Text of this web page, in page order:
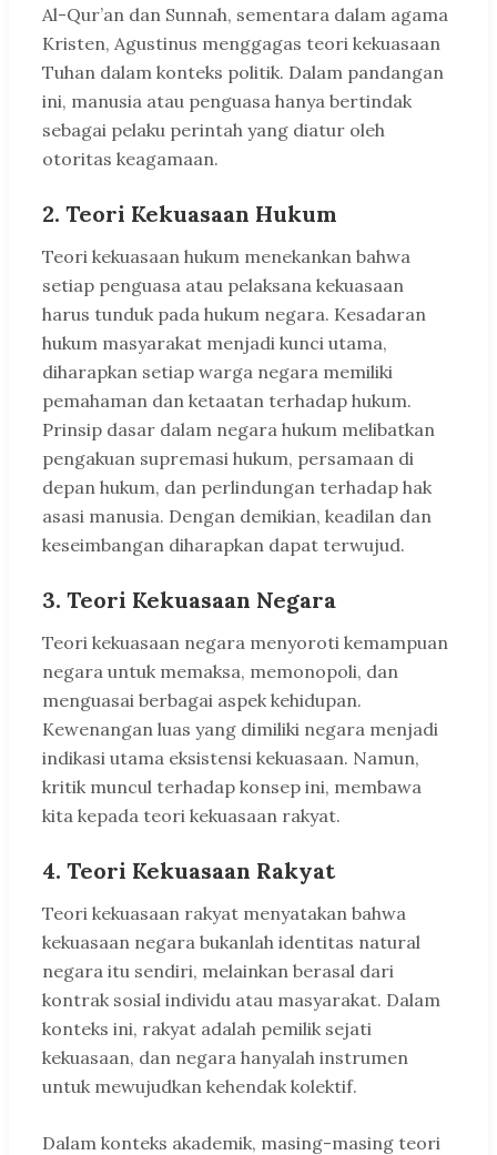
Al-Qur’an dan Sunnah, sementara dalam agama
Kristen, Agustinus menggagas teori kekuasaan
Tuhan dalam konteks politik. Dalam pandangan
ini, manusia atau penguasa hanya bertindak
sebagai pelaku perintah yang diatur oleh
otoritas keagamaan.
2. Teori Kekuasaan Hukum
Teori kekuasaan hukum menekankan bahwa
setiap penguasa atau pelaksana kekuasaan
harus tunduk pada hukum negara. Kesadaran
hukum masyarakat menjadi kunci utama,
diharapkan setiap warga negara memiliki
pemahaman dan ketaatan terhadap hukum.
Prinsip dasar dalam negara hukum melibatkan
pengakuan supremasi hukum, persamaan di
depan hukum, dan perlindungan terhadap hak
asasi manusia. Dengan demikian, keadilan dan
keseimbangan diharapkan dapat terwujud.
3. Teori Kekuasaan Negara
Teori kekuasaan negara menyoroti kemampuan
negara untuk memaksa, memonopoli, dan
menguasai berbagai aspek kehidupan.
Kewenangan luas yang dimiliki negara menjadi
indikasi utama eksistensi kekuasaan. Namun,
kritik muncul terhadap konsep ini, membawa
kita kepada teori kekuasaan rakyat.
4. Teori Kekuasaan Rakyat
Teori kekuasaan rakyat menyatakan bahwa
kekuasaan negara bukanlah identitas natural
negara itu sendiri, melainkan berasal dari
kontrak sosial individu atau masyarakat. Dalam
konteks ini, rakyat adalah pemilik sejati
kekuasaan, dan negara hanyalah instrumen
untuk mewujudkan kehendak kolektif.
Dalam konteks akademik, masing-masing teori